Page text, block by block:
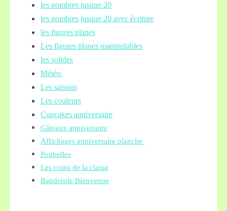
les nombres jusque 20
les nombres jusque 20 avec écriture
les figures planes
Les figures planes manipulables
les solides
Météo
Les saisons
Les couleurs
Cupcakes anniversaire
Gâteaux anniversaire
Affichages anniversaire planche
Poubelles
Les coins de la classe
Banderole Bienvenue